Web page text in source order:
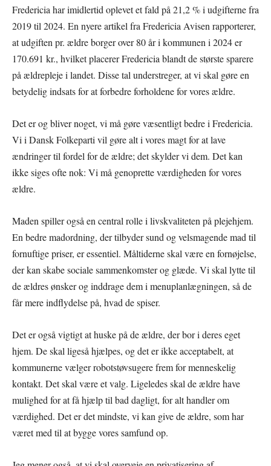
Fredericia har imidlertid oplevet et fald på 21,2 % i udgifterne fra
2019 til 2024. En nyere artikel fra Fredericia Avisen rapporterer,
at udgiften pr. ældre borger over 80 år i kommunen i 2024 er
170.691 kr., hvilket placerer Fredericia blandt de største sparere
på ældrepleje i landet. Disse tal understreger, at vi skal gøre en
betydelig indsats for at forbedre forholdene for vores ældre.
Det er og bliver noget, vi må gøre væsentligt bedre i Fredericia.
Vi i Dansk Folkeparti vil gøre alt i vores magt for at lave
ændringer til fordel for de ældre; det skylder vi dem. Det kan
ikke siges ofte nok: Vi må genoprette værdigheden for vores
ældre.
Maden spiller også en central rolle i livskvaliteten på plejehjem.
En bedre madordning, der tilbyder sund og velsmagende mad til
fornuftige priser, er essentiel. Måltiderne skal være en fornøjelse,
der kan skabe sociale sammenkomster og glæde. Vi skal lytte til
de ældres ønsker og inddrage dem i menuplanlægningen, så de
får mere indflydelse på, hvad de spiser.
Det er også vigtigt at huske på de ældre, der bor i deres eget
hjem. De skal ligeså hjælpes, og det er ikke acceptabelt, at
kommunerne vælger robotstøvsugere frem for menneskelig
kontakt. Det skal være et valg. Ligeledes skal de ældre have
mulighed for at få hjælp til bad dagligt, for alt handler om
værdighed. Det er det mindste, vi kan give de ældre, som har
været med til at bygge vores samfund op.